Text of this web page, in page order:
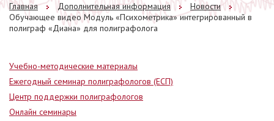
Главная Дополнительная информация
Новости
Обучающее видео Модуль «Психометрика» интегрированный в
полиграф «Диана» для полиграфолога
Учебно-методические материалы
Ежегодный семинар полиграфологов (ЕСП)
Центр поддержки полиграфологов
Онлайн семинары